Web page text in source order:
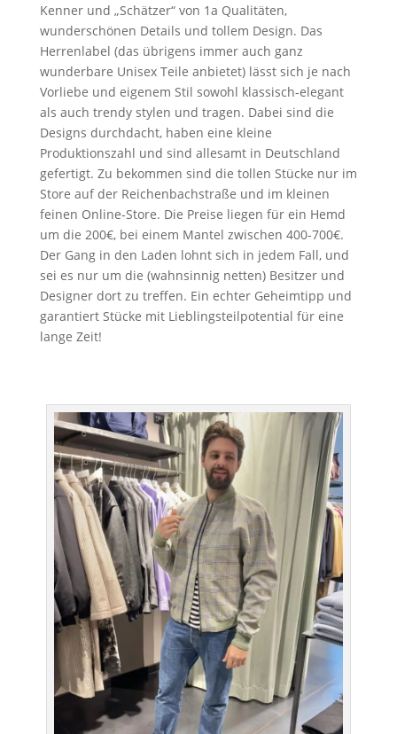
Kenner und „Schätzer“ von 1a Qualitäten,
wunderschönen Details und tollem Design. Das
Herrenlabel (das übrigens immer auch ganz
wunderbare Unisex Teile anbietet) lässt sich je nach
Vorliebe und eigenem Stil sowohl klassisch-elegant
als auch trendy stylen und tragen. Dabei sind die
Designs durchdacht, haben eine kleine
Produktionszahl und sind allesamt in Deutschland
gefertigt. Zu bekommen sind die tollen Stücke nur im
Store auf der Reichenbachstraße und im kleinen
feinen Online-Store. Die Preise liegen für ein Hemd
um die 200€, bei einem Mantel zwischen 400-700€.
Der Gang in den Laden lohnt sich in jedem Fall, und
sei es nur um die (wahnsinnig netten) Besitzer und
Designer dort zu treffen. Ein echter Geheimtipp und
garantiert Stücke mit Lieblingsteilpotential für eine
lange Zeit!